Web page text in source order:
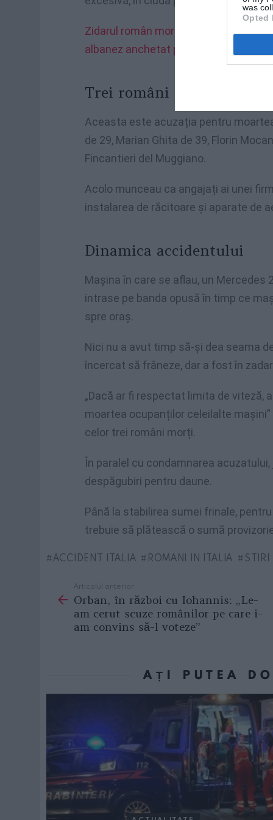
was
Opted
Zidarul român mort lângă un șantier
albanez anchetat pentru omor din culpă
Trei români morti
Aceasta este acuzația pentru
de 29, Marian Ghita de 39, Florin
Fincantieri del Muggiano.
Acolo munceau ca angajați ai unei
instalarea de răcitoare și aparate de
Dinamica accidentului
Mașina în care se aflau, un Mercedes
intrase pe banda opusă în timp ce
spre oraș.
Nici nu a avut timp să-și dea seama
încercat să frâneze, dar a fost în
„Dacă ar fi respectat limita de viteză,
moartea ocupanților celeilalte
celor trei români morți.
În paralel cu condamnarea
despăgubiri pentru daune.
Până la stabilirea sumei frinale,
trebuie să plătească o sumă
ACCIDENT ITALIA ROMANI IN ITALIA STIRI
more
Articolul anterior
Orban, în război cu Iohannis: „Le-
am cerut scuze românilor pe care i-
am convins să-l voteze”
AȚI PUTEA